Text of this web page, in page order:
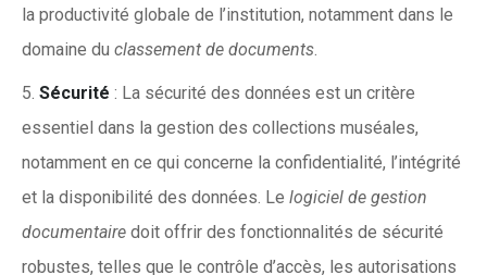
la productivité globale de l’institution, notamment dans le
domaine du classement de documents.
Sécurité : La sécurité des données est un critère
essentiel dans la gestion des collections muséales,
notamment en ce qui concerne la confidentialité, l’intégrité
et la disponibilité des données. Le logiciel de gestion
documentaire doit offrir des fonctionnalités de sécurité
robustes, telles que le contrôle d’accès, les autorisations